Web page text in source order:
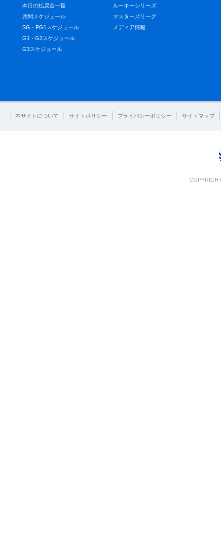
本日の払戻金一覧
月間スケジュール
SG・PG1スケジュール
G1・G2スケジュール
G3スケジュール
ルーキーシリーズ
マスターズリーグ
メディア情報
本サイトについて サイトポリシー プライバシーポリシー サイトマップ